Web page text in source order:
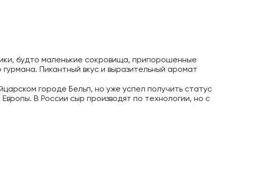
будто маленькие сокровища, припорошенные
Пикантный вкус и выразительный аромат
городе Бельп, но уже успел получить статус
В России сыр производят по технологии, но с